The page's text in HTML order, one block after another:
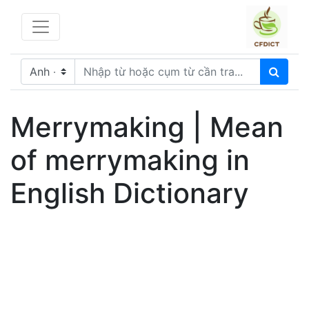
Merrymaking | Mean
of merrymaking in
English Dictionary